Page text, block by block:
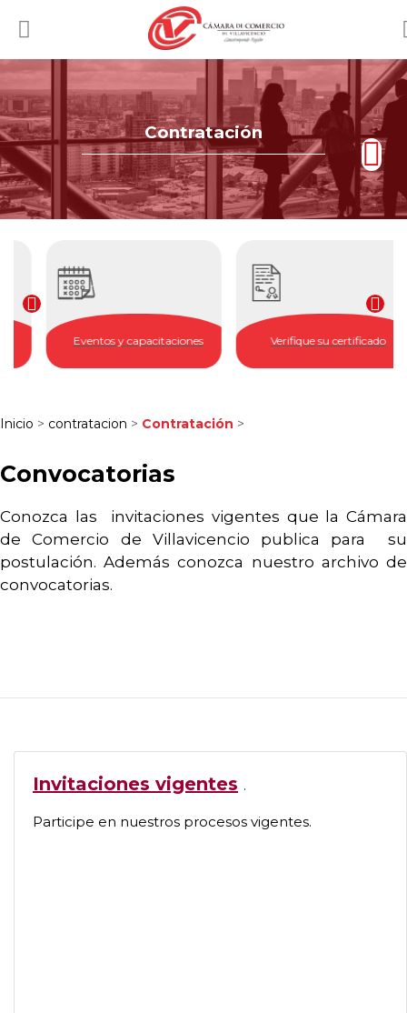
Eventos y capacitaciones Verifique su certificado
Inicio > contratacion > Contratación >
Contratación
Convocatorias
Conozca las
invitaciones vigentes que la Cámara
de Comercio de Villavicencio publica para
su
postulación. Además conozca nuestro archivo de
convocatorias.
Invitaciones vigentes .
Participe en nuestros procesos vigentes.